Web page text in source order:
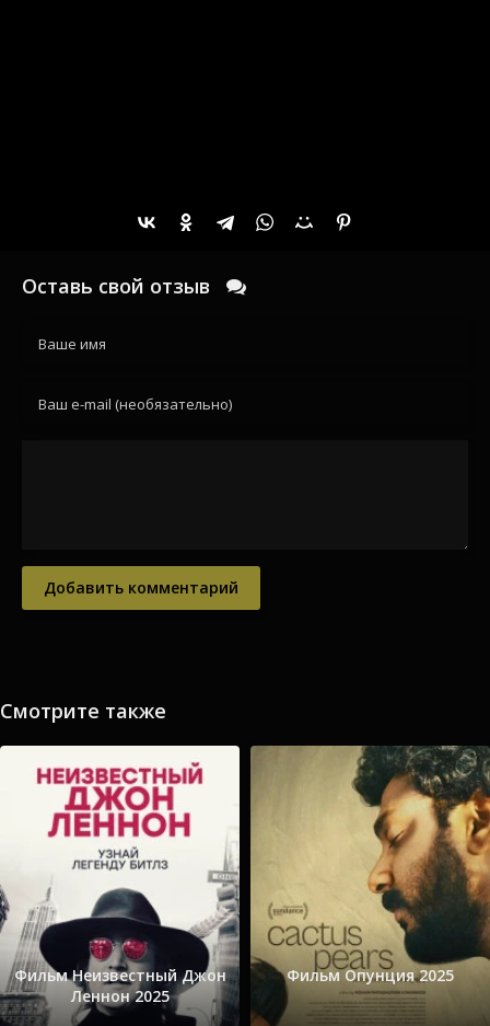
Оставь свой отзыв
Добавить комментарий
Смотрите также
Фильм Неизвестный Джон
Леннон 2025
Фильм Опунция 2025